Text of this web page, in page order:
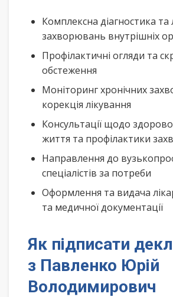
Комплексна діагностика та
захворювань внутрішніх
Профілактичні огляди та
обстеження
Моніторинг хронічних
корекція лікування
Консультації щодо
життя та профілактики
Направлення до
спеціалістів за потреби
Оформлення та видача
та медичної документації
Як підписати
з Павленко Юрій
Володимирович